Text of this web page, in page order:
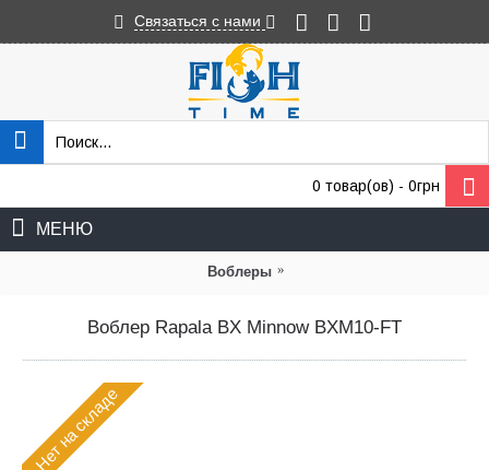
Связаться с нами
0 товар(ов) - 0грн
МЕНЮ
Воблеры
Воблер Rapala BX Minnow BXM10-FT
Нет на складе